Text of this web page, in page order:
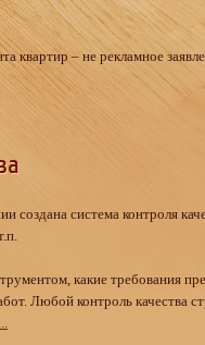
квартир – не рекламное
создана система контроля
какие требования
Любой контроль качества